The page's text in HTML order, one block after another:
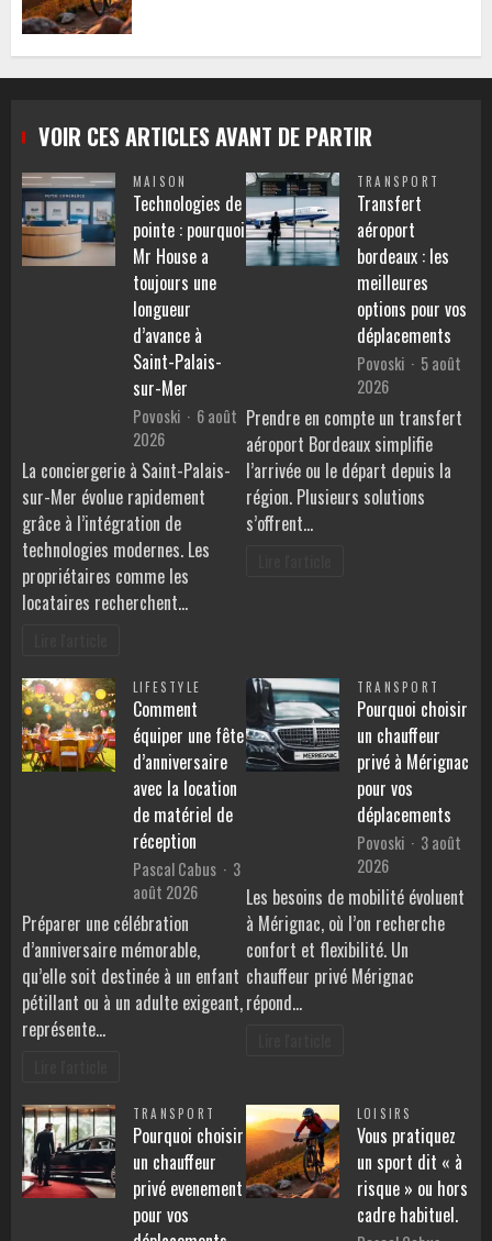
VOIR CES ARTICLES AVANT DE PARTIR
MAISON
Technologies de
pointe : pourquoi
Mr House a
toujours une
longueur
d’avance à
Saint-Palais-
sur-Mer
Povoski
6 août
2026
La conciergerie à Saint-Palais-
sur-Mer évolue rapidement
grâce à l’intégration de
technologies modernes. Les
propriétaires comme les
locataires recherchent…
TRANSPORT
Transfert
aéroport
bordeaux : les
meilleures
options pour vos
déplacements
Povoski
5 août
2026
Prendre en compte un transfert
aéroport Bordeaux simplifie
l’arrivée ou le départ depuis la
région. Plusieurs solutions
s’offrent…
LIFESTYLE
Comment
équiper une fête
d’anniversaire
avec la location
de matériel de
réception
Pascal Cabus
3
août 2026
Préparer une célébration
d’anniversaire mémorable,
qu’elle soit destinée à un enfant
pétillant ou à un adulte exigeant,
représente…
TRANSPORT
Pourquoi choisir
un chauffeur
privé à Mérignac
pour vos
déplacements
Povoski
3 août
2026
Les besoins de mobilité évoluent
à Mérignac, où l’on recherche
confort et flexibilité. Un
chauffeur privé Mérignac
répond…
TRANSPORT
Pourquoi choisir
un chauffeur
privé evenement
pour vos
LOISIRS
Vous pratiquez
un sport dit « à
risque » ou hors
cadre habituel.